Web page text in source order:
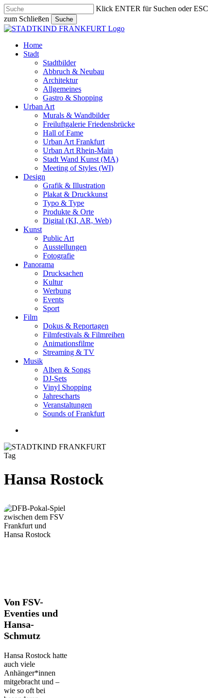
Skip
to
main
content
Klick ENTER für Suchen oder ESC
zum Schließen
Suche
Close
search
Menu
Home
Stadt
Stadtbilder
Abbruch & Neubau
Architektur
Allgemeines
Gastro & Shopping
Urban Art
Murals & Wandbilder
Freiluftgalerie Friedensbrücke
Hall of Fame
Urban Art Frankfurt
Urban Art Rhein-Main
Stadt Wand Kunst (MA)
Meeting of Styles (WI)
Design
Grafik & Illustration
Plakat & Druckkunst
Typo & Type
Produkte & Orte
Digital (KI, AR, Web)
Kunst
Public Art
Ausstellungen
Fotografie
Panorama
Drucksachen
Kultur
Werbung
Events
Sport
Film
Dokus & Reportagen
Filmfestivals & Filmreihen
Animationsfilme
Streaming & TV
Musik
Alben & Songs
DJ-Sets
Vinyl Shopping
Jahrescharts
Veranstaltungen
Sounds of Frankfurt
Tag
Hansa Rostock
Von
FSV-
Eventies
und
Hansa-
Von FSV-
Eventies und
Hansa-
Schmutz
Hansa Rostock hatte
auch viele
Anhänger*innen
mitgebracht und –
wie so oft bei